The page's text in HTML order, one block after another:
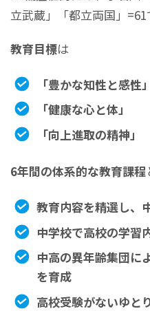
立武蔵」「都立両国」=61
教育目標は
「豊かな知性と感性」
「健康な心と体」
「向上進取の精神」
6年間の体系的な教育課程
教育内容を精選し、
中学校で高校の学習
中高の異年齢集団に
を育成
高校受験がないゆと